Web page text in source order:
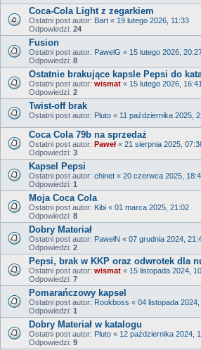
Coca-Cola Light z zegarkiem
Ostatni post autor: Bart « 19 lutego 2026, 11:33
Odpowiedzi: 24
Fusion
Ostatni post autor: PawelG « 15 lutego 2026,
Odpowiedzi: 8
Ostatnie brakujące kapsle Pepsi do
Ostatni post autor: wismat « 15 lutego 2026, 16:41
Odpowiedzi: 2
Twist-off brak
Ostatni post autor: Pluto « 11 października 2025,
Coca Cola 79b na sprzedaż
Ostatni post autor: Paweł « 21 sierpnia 2025,
Odpowiedzi: 3
Kapsel Pepsi
Ostatni post autor: chinet « 20 czerwca 2025,
Odpowiedzi: 1
Moja Coca Cola
Ostatni post autor: Kibi « 01 marca 2025, 21:02
Odpowiedzi: 8
Dobry Materiał
Ostatni post autor: PawełN « 07 grudnia 2024,
Odpowiedzi: 2
Pepsi, brak w KKP oraz odwrotek dla
Ostatni post autor: wismat « 15 listopada 2024,
Odpowiedzi: 7
Pomarańczowy kapsel
Ostatni post autor: Rookboss « 04 listopada
Odpowiedzi: 1
Dobry Materiał w katalogu
Ostatni post autor: Pluto « 12 października 2024,
Odpowiedzi: 9